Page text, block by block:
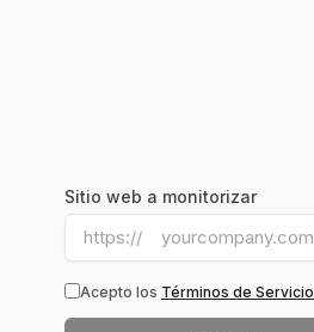
Sitio web a monitorizar
https://
Acepto los Términos de Servicio